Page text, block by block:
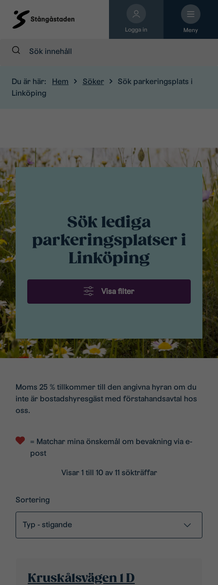
Logga in Meny
Sök:
Du är här: Hem Söker
Sök parkeringsplats i
Linköping
Sök lediga
parkeringsplatser i
Linköping
Visa filter
Moms 25 % tillkommer till den angivna hyran om du
inte är bostadshyresgäst med förstahandsavtal hos
oss.
= Matchar mina önskemål om bevakning via e-
post
Visar 1 till 10 av 11 sökträffar
Sortering
Kruskålsvägen 1 D